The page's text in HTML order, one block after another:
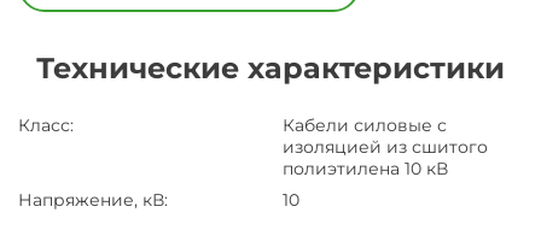
Технические характеристики
Класс:
Кабели силовые с
изоляцией из сшитого
полиэтилена 10 кВ
Напряжение, кВ: 10